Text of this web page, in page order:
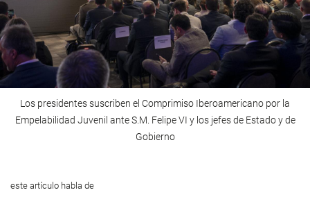
Los presidentes suscriben el Comprimiso Iberoamericano por la
Empelabilidad Juvenil ante S.M. Felipe VI y los jefes de Estado y de
Gobierno
este artículo habla de